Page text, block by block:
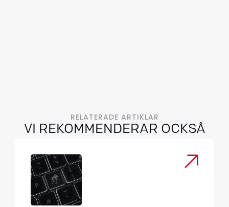
RELATERADE ARTIKLAR
VI REKOMMENDERAR OCKSÅ